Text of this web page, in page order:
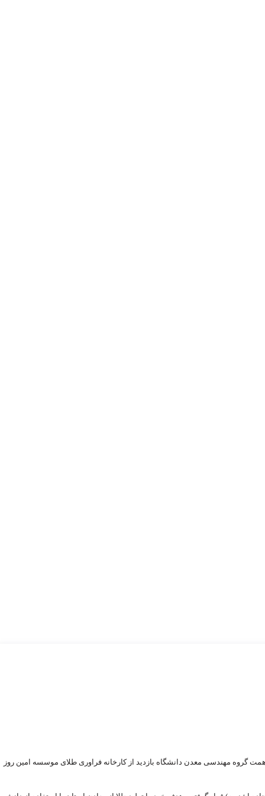
گروه مهندسی معدن دانشگاه بازدید از کارخانه فراوری طلای موسسه امین روز